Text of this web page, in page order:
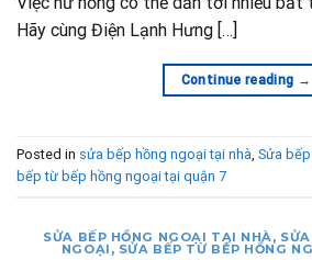
Hãy cùng Điện Lạnh Hưng […]
Continue reading →
Posted in sửa bếp hồng ngoại tại nhà, Sửa
bếp từ bếp hồng ngoại tại quận 7
SỬA BẾP HỒNG NGOẠI TẠI NHÀ,
NGOẠI , SỬA BẾP TỪ BẾP HỒNG